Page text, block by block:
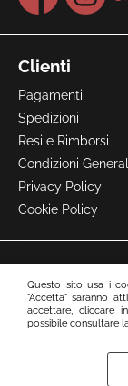
Questo sito usa i
"Accetta" saranno
accettare, cliccare
possibile consultare
Clienti
Pagamenti
Spedizioni
Resi e Rimborsi
Condizioni
Privacy Policy
Cookie Policy